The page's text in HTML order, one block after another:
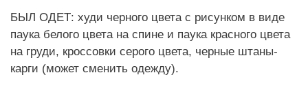
БЫЛ ОДЕТ: худи черного цвета с рисунком в виде
паука белого цвета на спине и паука красного цвета
на груди, кроссовки серого цвета, черные штаны-
карги (может сменить одежду).